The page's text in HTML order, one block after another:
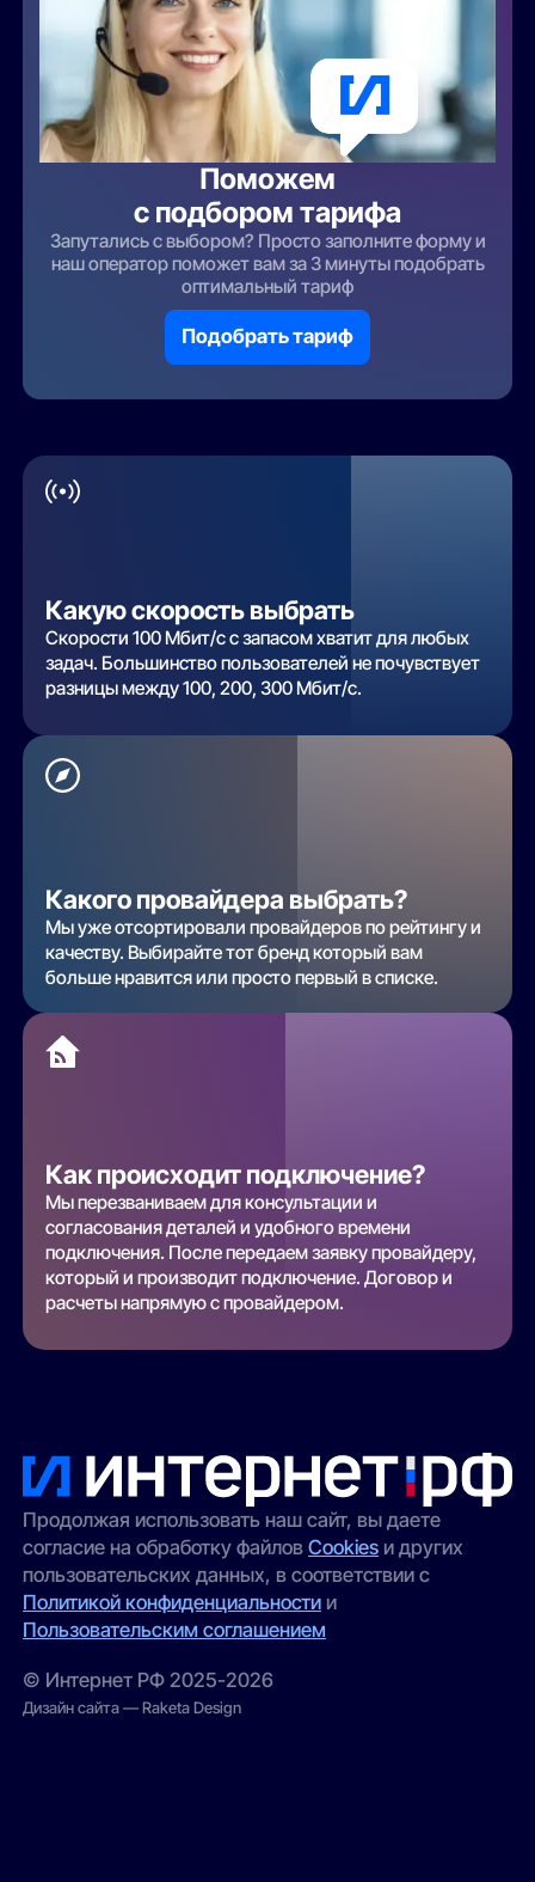
Поможем
с подбором тарифа
Запутались с выбором? Просто заполните форму и
наш оператор поможет вам за 3 минуты подобрать
оптимальный тариф
Подобрать тариф
Какую скорость выбрать
Скорости 100 Мбит/с с запасом хватит для любых
задач. Большинство пользователей не почувствует
разницы между 100, 200, 300 Мбит/с.
Какого провайдера выбрать?
Мы уже отсортировали провайдеров по рейтингу и
качеству. Выбирайте тот бренд который вам
больше нравится или просто первый в списке.
Как происходит подключение?
Мы перезваниваем для консультации и
согласования деталей и удобного времени
подключения. После передаем заявку провайдеру,
который и производит подключение. Договор и
расчеты напрямую с провайдером.
Продолжая использовать наш сайт, вы даете
согласие на обработку файловCookies и других
пользовательских данных, в соответствии с
Политикой конфиденциальности и
Пользовательским соглашением
© Интернет РФ 2025-2026
Дизайн сайта — Raketa Design